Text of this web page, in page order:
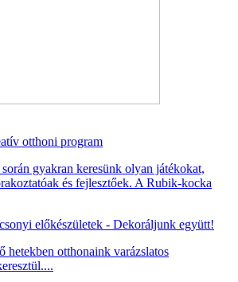
otthoni program
gyakran keresünk olyan játékokat,
és fejlesztőek. A Rubik-kocka
előkészületek - Dekoráljunk együtt!
hetekben otthonaink varázslatos